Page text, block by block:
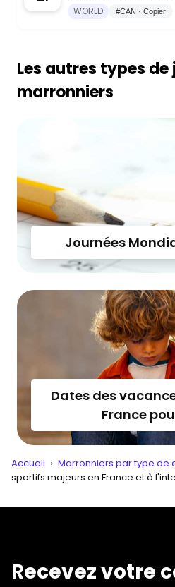
WORLD #CAN · Copier
Les autres types de
marronniers
Journées
Dates des
France
Accueil › Marronniers par type de
sportifs majeurs en France et à
Recevez votre